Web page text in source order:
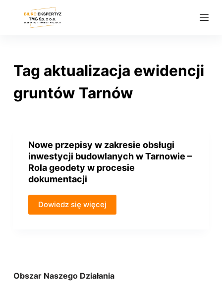
d
Tag aktualizacja ewidencji
gruntów Tarnów
Nowe przepisy w zakresie obsługi
inwestycji budowlanych w Tarnowie –
Rola geodety w procesie
dokumentacji
Dowiedz się więcej
Obszar Naszego Działania